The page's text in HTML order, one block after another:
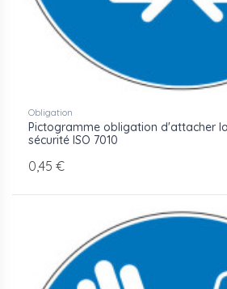
Obligation
Pictogramme obligation d'attacher
sécurité ISO 7010
0,45 €